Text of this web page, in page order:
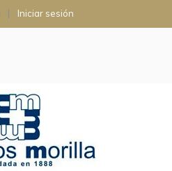
Iniciar sesión